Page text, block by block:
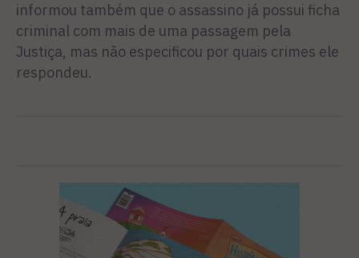
informou também que o assassino já possui ficha
criminal com mais de uma passagem pela
Justiça, mas não especificou por quais crimes ele
respondeu.